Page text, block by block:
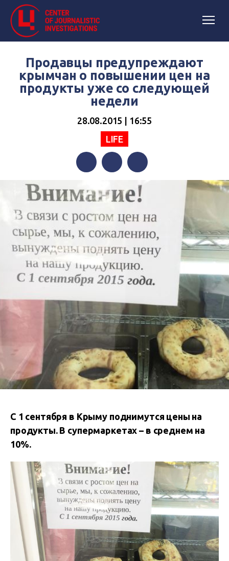
Продавцы предупреждают
крымчан о повышении цен на
продукты уже со следующей
недели
28.08.2015 | 16:55
LIFE
Telegram
С 1 сентября в Крыму поднимутся цены на
продукты. В супермаркетах – в среднем на
10%.